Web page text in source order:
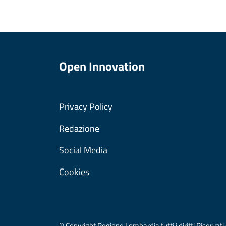
Open Innovation
Privacy Policy
Redazione
Social Media
Cookies